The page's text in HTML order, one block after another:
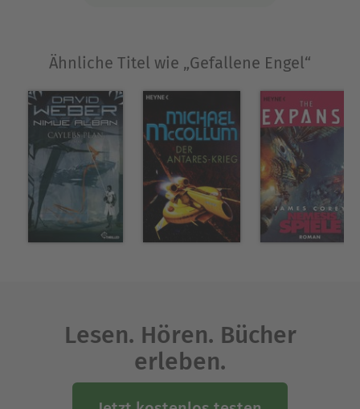
Ähnliche Titel wie „Gefallene Engel“
Lesen. Hören. Bücher
erleben.